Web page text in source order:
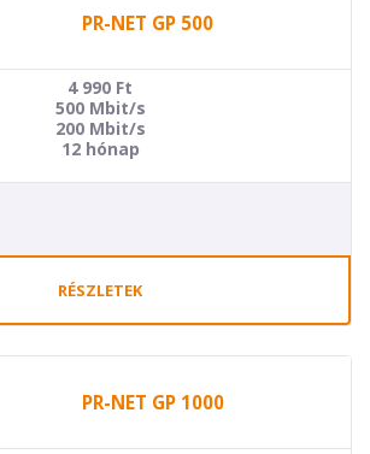
PR-NET GP 500
4 990 Ft
500 Mbit/s
200 Mbit/s
12 hónap
RÉSZLETEK
PR-NET GP 1000